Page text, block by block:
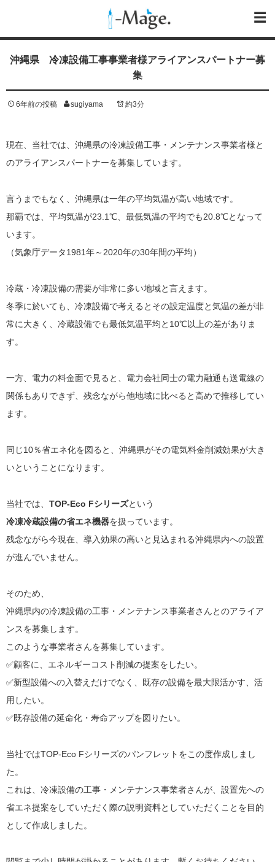
沖縄県 冷凍設備工事事業者様アライアンスパートナー募
集
6年前の投稿 sugiyama 約3分
現在、当社では、沖縄県の冷凍設備工事・メンテナンス事業者様と
のアライアンスパートナーを募集しています。
言うまでもなく、沖縄県は一年の平均気温が高い地域です。
那覇では、平均気温が23.1℃、最低気温の平均でも20.8℃となって
います。
（気象庁データ1981年～2020年の30年間の平均）
冷蔵・冷凍設備の需要が非常に多い地域と言えます。
冬季に於いても、冷凍設備で考えるとその設定温度と気温の差が非
常に大きく、冷蔵設備でも最低気温平均と10℃以上の差がありま
す。
一方、電力の料金面で見ると、電力会社同士の電力融通も送電線の
関係もありできず、残念ながら他地域に比べると高めで推移してい
ます。
同じ10％省エネ化を図ると、沖縄県がその電気料金削減効果が大き
いということになります。
当社では、 TOP-Eco Fシリーズという
冷凍冷蔵設備の省エネ機器を扱っています。
残念ながら今現在、導入効果の高いと見込まれる沖縄県内への設置
が進んでいません。
そのため、
沖縄県内の冷凍設備の工事・メンテナンス事業者さんとのアライア
ンスを募集します。
このような事業者さんを募集しています。
✅顧客に、エネルギーコスト削減の提案をしたい。
✅新型設備への入替えだけでなく、既存の設備を最大限活かす、活
用したい。
✅既存設備の延命化・寿命アップを図りたい。
当社ではTOP-Eco Fシリーズのパンフレットをこの度作成しまし
た。
これは、冷凍設備の工事・メンテナンス事業者さんが、設置先への
省エネ提案をしていただく際の説明資料としていただくことを目的
として作成しました。